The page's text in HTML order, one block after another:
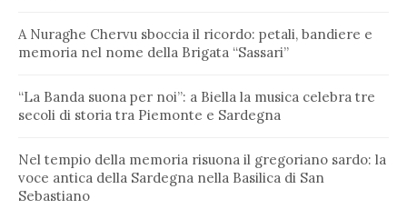
A Nuraghe Chervu sboccia il ricordo: petali, bandiere e
memoria nel nome della Brigata “Sassari”
“La Banda suona per noi”: a Biella la musica celebra tre
secoli di storia tra Piemonte e Sardegna
Nel tempio della memoria risuona il gregoriano sardo: la
voce antica della Sardegna nella Basilica di San
Sebastiano